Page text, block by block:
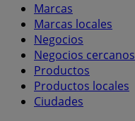
Marcas
Marcas locales
Negocios
Negocios cercanos
Productos
Productos locales
Ciudades